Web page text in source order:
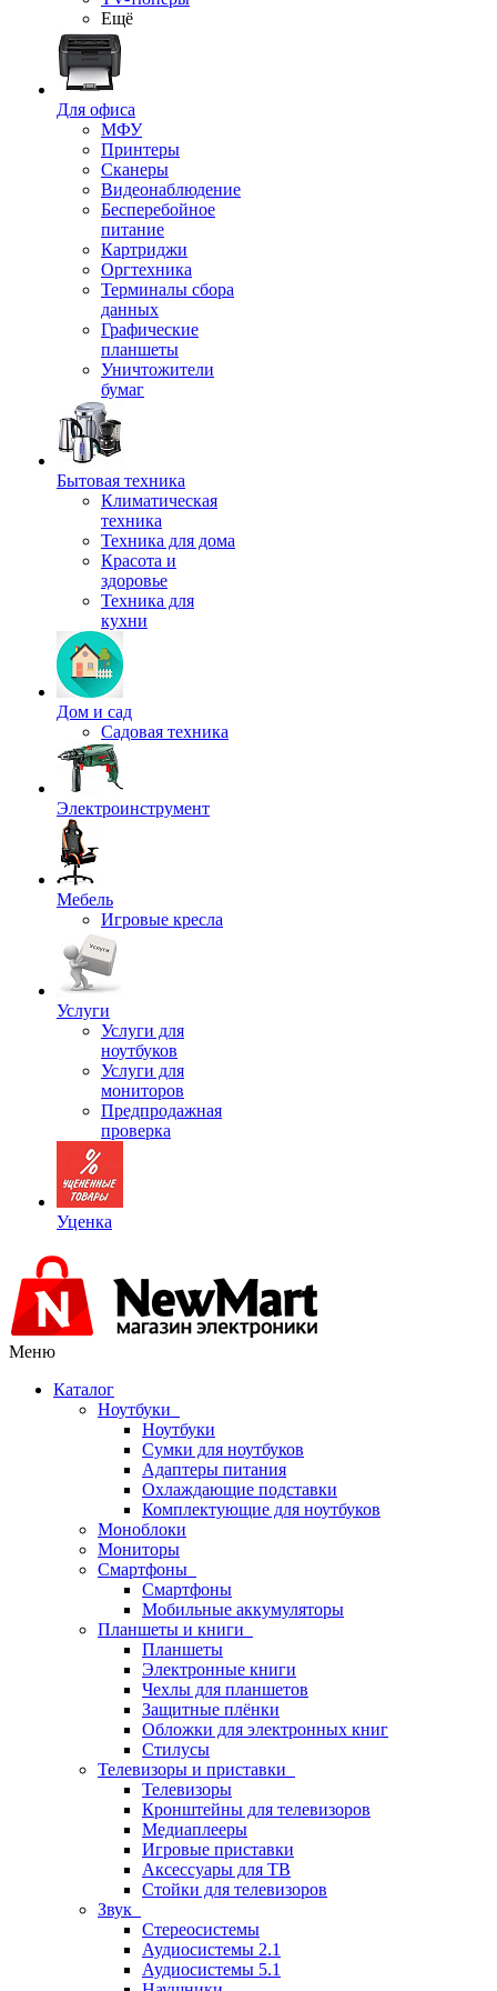
Ещё
Для офиса
МФУ
Принтеры
Сканеры
Видеонаблюдение
Бесперебойное
питание
Картриджи
Оргтехника
Терминалы сбора
данных
Графические
планшеты
Уничтожители
бумаг
Бытовая техника
Климатическая
техника
Техника для дома
Красота и
здоровье
Техника для
кухни
Дом и сад
Садовая техника
Электроинструмент
Мебель
Игровые кресла
Услуги
Услуги для
ноутбуков
Услуги для
мониторов
Предпродажная
проверка
Уценка
Меню
Каталог
Ноутбуки
Ноутбуки
Сумки для ноутбуков
Адаптеры питания
Охлаждающие подставки
Комплектующие для ноутбуков
Моноблоки
Мониторы
Смартфоны
Смартфоны
Мобильные аккумуляторы
Планшеты и книги
Планшеты
Электронные книги
Чехлы для планшетов
Защитные плёнки
Обложки для электронных книг
Стилусы
Телевизоры и приставки
Телевизоры
Кронштейны для телевизоров
Медиаплееры
Игровые приставки
Аксессуары для ТВ
Стойки для телевизоров
Звук
Стереосистемы
Аудиосистемы 2.1
Аудиосистемы 5.1